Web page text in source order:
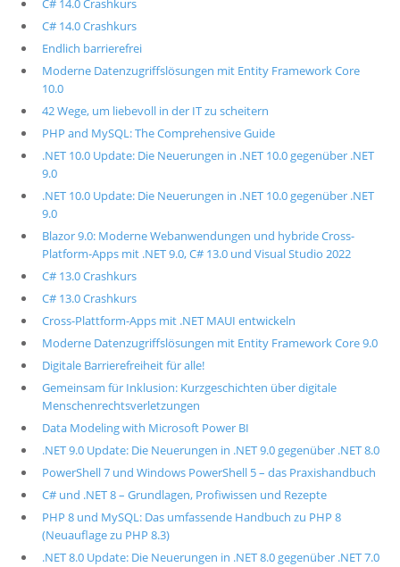
C# 14.0 Crashkurs
C# 14.0 Crashkurs
Endlich barrierefrei
Moderne Datenzugriffslösungen mit Entity Framework Core
10.0
42 Wege, um liebevoll in der IT zu scheitern
PHP and MySQL: The Comprehensive Guide
.NET 10.0 Update: Die Neuerungen in .NET 10.0 gegenüber .NET
9.0
.NET 10.0 Update: Die Neuerungen in .NET 10.0 gegenüber .NET
9.0
Blazor 9.0: Moderne Webanwendungen und hybride Cross-
Platform-Apps mit .NET 9.0, C# 13.0 und Visual Studio 2022
C# 13.0 Crashkurs
C# 13.0 Crashkurs
Cross-Plattform-Apps mit .NET MAUI entwickeln
Moderne Datenzugriffslösungen mit Entity Framework Core 9.0
Digitale Barrierefreiheit für alle!
Gemeinsam für Inklusion: Kurzgeschichten über digitale
Menschenrechtsverletzungen
Data Modeling with Microsoft Power BI
.NET 9.0 Update: Die Neuerungen in .NET 9.0 gegenüber .NET 8.0
PowerShell 7 und Windows PowerShell 5 – das Praxishandbuch
C# und .NET 8 – Grundlagen, Profiwissen und Rezepte
PHP 8 und MySQL: Das umfassende Handbuch zu PHP 8
(Neuauflage zu PHP 8.3)
.NET 8.0 Update: Die Neuerungen in .NET 8.0 gegenüber .NET 7.0